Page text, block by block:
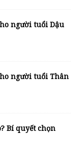
người tuổi Dậu
người tuổi Thân
Bí quyết chọn